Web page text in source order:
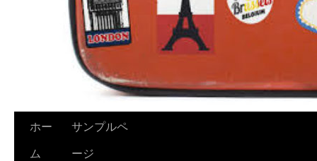
ホー
ム
サンプルペ
ージ